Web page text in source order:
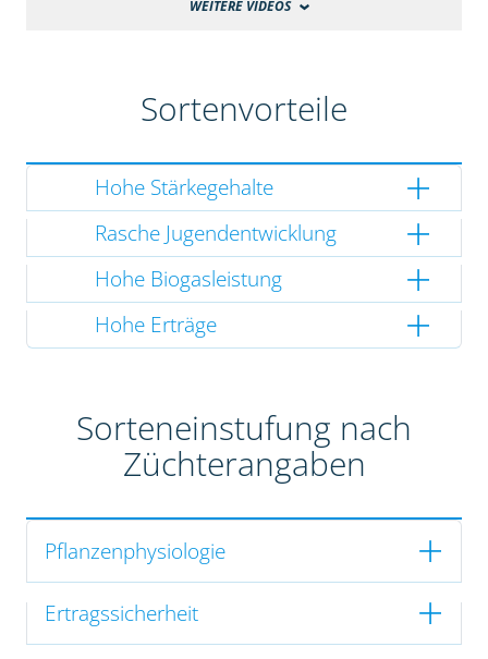
WEITERE VIDEOS
Sortenvorteile
Hohe Stärkegehalte
Rasche Jugendentwicklung
Hohe Biogasleistung
Hohe Erträge
Sorteneinstufung nach
Züchterangaben
Pflanzenphysiologie
Ertragssicherheit